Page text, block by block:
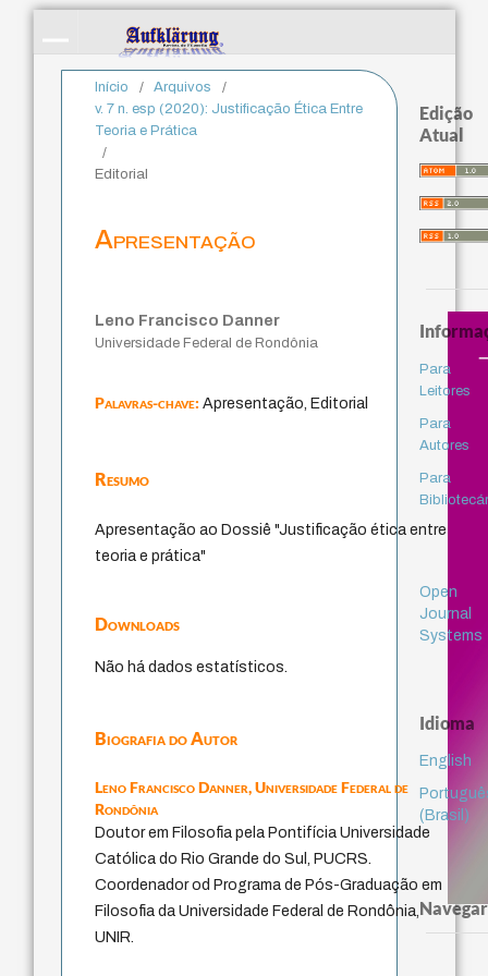
Início / Arquivos
/
v. 7 n. esp (2020): Justificação Ética Entre
Teoria e Prática
/
Editorial
Apresentação
Leno Francisco Danner
Universidade Federal de Rondônia
Palavras-chave:Apresentação, Editorial
Resumo
Apresentação ao Dossiê "Justificação ética entre
teoria e prática"
Downloads
Não há dados estatísticos.
Biografia do Autor
Leno Francisco Danner,Universidade Federal de
Rondônia
Doutor em Filosofia pela Pontifícia Universidade
Católica do Rio Grande do Sul, PUCRS.
Coordenador od Programa de Pós-Graduação em
Filosofia da Universidade Federal de Rondônia,
UNIR.
Edição
Atual
Para
Leitores
Para
Autores
Para
Open
Journal
Systems
Idioma
English
(Brasil)
Navegar